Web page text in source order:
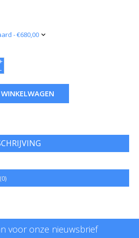
-
(0)
voor onze nieuwsbrief